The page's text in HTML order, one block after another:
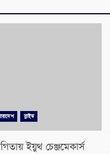
স্লাইড
ইয়ুথ চেঞ্জমেকার্স